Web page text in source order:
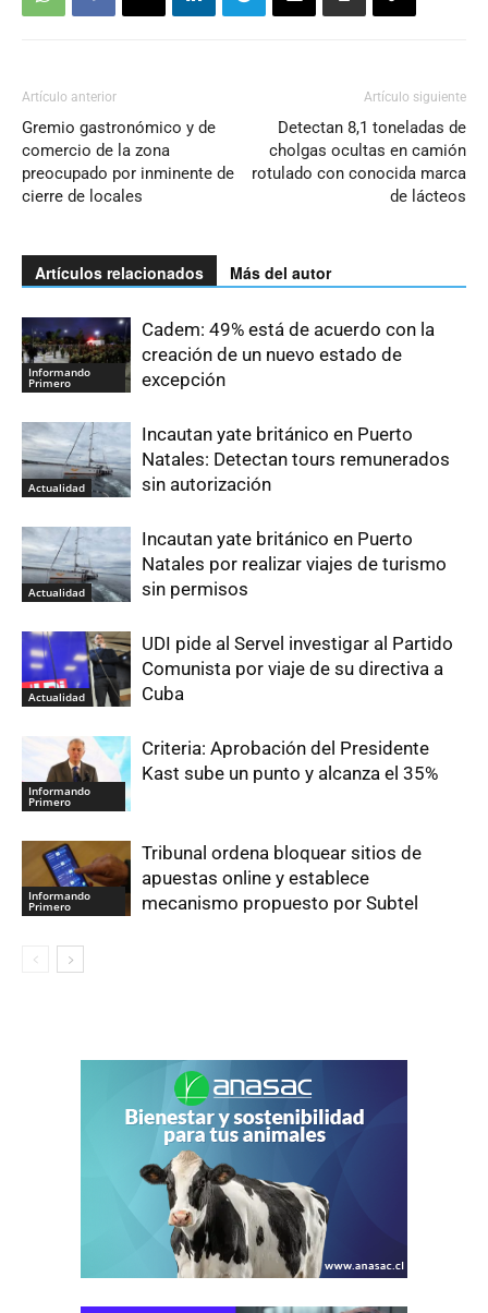
Artículo anterior
Gremio gastronómico y de
comercio de la zona
preocupado por inminente de
cierre de locales
Artículo siguiente
Detectan 8,1 toneladas de
cholgas ocultas en camión
rotulado con conocida marca
de lácteos
Artículos relacionados Más del autor
Informando
Primero
Cadem: 49% está de acuerdo con la
creación de un nuevo estado de
excepción
Actualidad
Incautan yate británico en Puerto
Natales: Detectan tours remunerados
sin autorización
Actualidad
Incautan yate británico en Puerto
Natales por realizar viajes de turismo
sin permisos
Actualidad
UDI pide al Servel investigar al Partido
Comunista por viaje de su directiva a
Cuba
Informando
Primero
Criteria: Aprobación del Presidente
Kast sube un punto y alcanza el 35%
Informando
Primero
Tribunal ordena bloquear sitios de
apuestas online y establece
mecanismo propuesto por Subtel